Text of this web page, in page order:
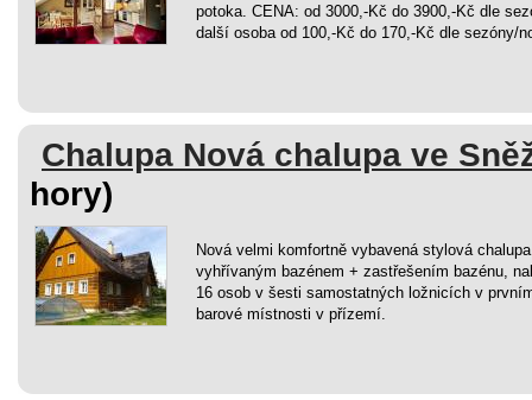
potoka. CENA: od 3000,-Kč do 3900,-Kč dle
další osoba od 100,-Kč do 170,-Kč dle sezóny/
Chalupa Nová chalupa ve
hory)
Nová velmi komfortně vybavená stylová
vyhřívaným bazénem + zastřešením bazénu,
16 osob v šesti samostatných ložnicích v
barové místnosti v přízemí.